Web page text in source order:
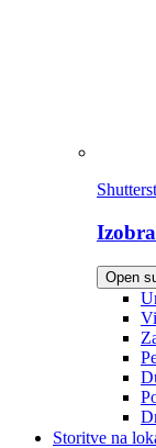
Open
Storitve na